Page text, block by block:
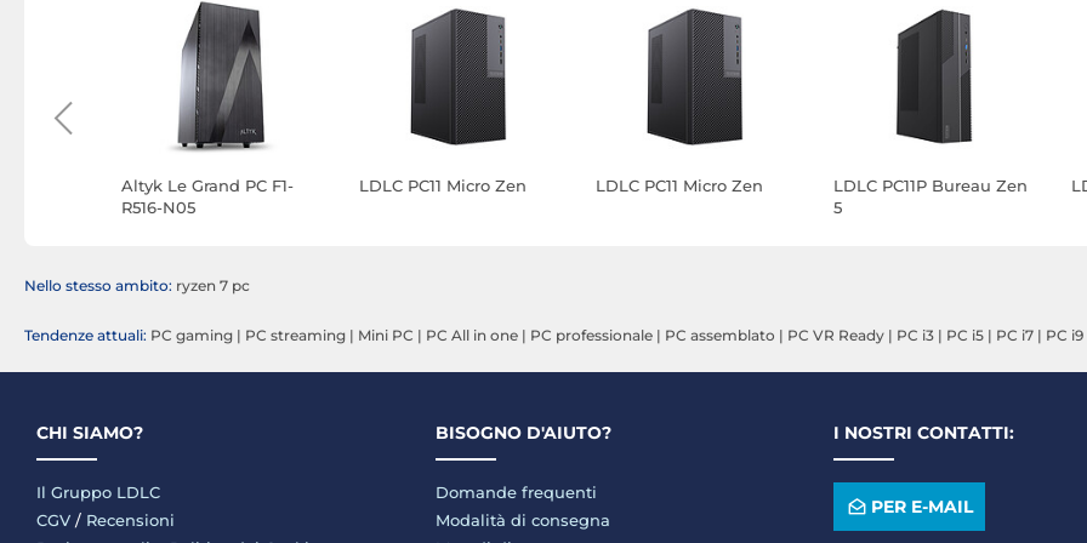
Altyk Le Grand PC F1-
R516-N05
LDLC PC11 Micro Zen LDLC PC11 Micro Zen
LDLC PC11P Bureau Zen
5
Nello stesso ambito: ryzen 7 pc
Tendenze attuali: PC gaming | PC streaming | Mini PC | PC All in one | PC professionale | PC assemblato | PC VR Ready | PC i3 | PC i5 | PC i7 | PC i9
CHI SIAMO?
Il Gruppo LDLC
CGV / Recensioni
BISOGNO D'AIUTO?
Domande frequenti
Modalità di consegna
I NOSTRI CONTATTI:
PER E-MAIL